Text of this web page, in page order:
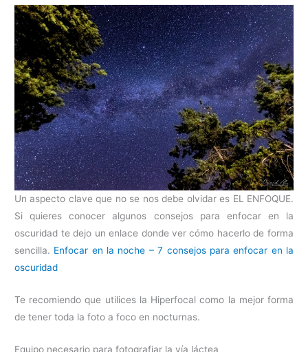
Un aspecto clave que no se nos debe olvidar es EL ENFOQUE.
Si quieres conocer algunos consejos para enfocar en la
oscuridad te dejo un enlace donde ver cómo hacerlo de forma
sencilla. Enfocar en la noche – 7 consejos para enfocar en la
oscuridad
Te recomiendo que utilices la Hiperfocal como la mejor forma
de tener toda la foto a foco en nocturnas.
Equipo necesario para fotografiar la vía láctea